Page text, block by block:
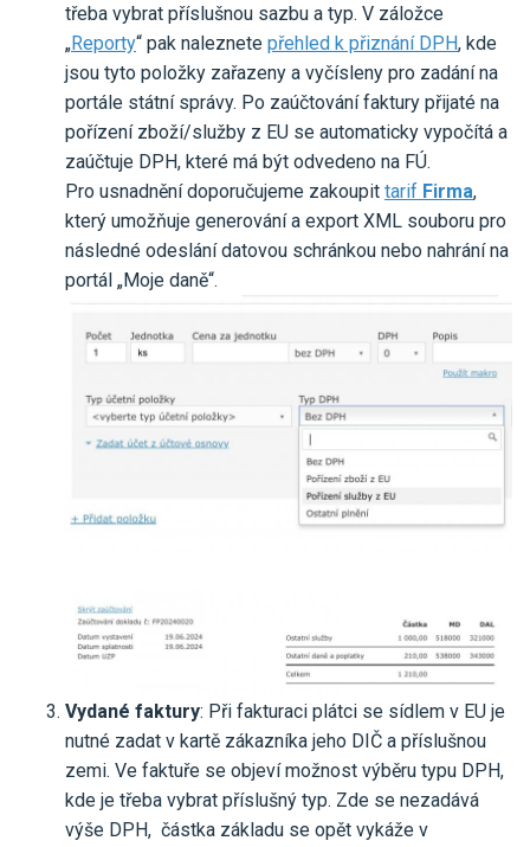
třeba vybrat příslušnou sazbu a typ. V záložce
„Reporty“ pak naleznete přehled k přiznání DPH, kde
jsou tyto položky zařazeny a vyčísleny pro zadání na
portále státní správy. Po zaúčtování faktury přijaté na
pořízení zboží/služby z EU se automaticky vypočítá a
zaúčtuje DPH, které má být odvedeno na FÚ.
Pro usnadnění doporučujeme zakoupit tarif Firma,
který umožňuje generování a export XML souboru pro
následné odeslání datovou schránkou nebo nahrání na
portál „Moje daně“.
Vydané faktury: Při fakturaci plátci se sídlem v EU je
nutné zadat v kartě zákazníka jeho DIČ a příslušnou
zemi. Ve faktuře se objeví možnost výběru typu DPH,
kde je třeba vybrat příslušný typ. Zde se nezadává
výše DPH, částka základu se opět vykáže v